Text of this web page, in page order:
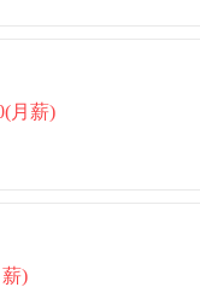
月薪)
薪)